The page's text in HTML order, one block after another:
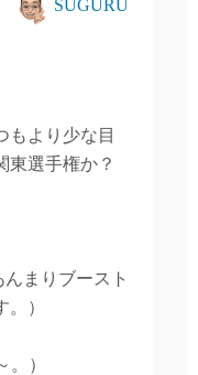
SUGURU
もより少な目
東選手権か？
まりブースト
）
）